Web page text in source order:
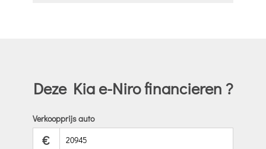
Deze Kia e-Niro financieren ?
Verkoopprijs auto
€